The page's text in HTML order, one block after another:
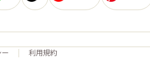
利用規約